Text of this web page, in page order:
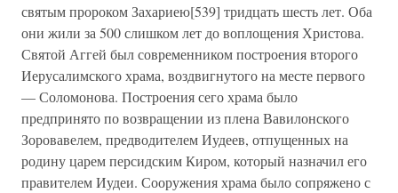
святым пророком Захариею[539] тридцать шесть лет. Оба
они жили за 500 слишком лет до воплощения Христова.
Святой Аггей был современником построения второго
Иерусалимского храма, воздвигнутого на месте первого
— Соломонова. Построения сего храма было
предпринято по возвращении из плена Вавилонского
Зоровавелем, предводителем Иудеев, отпущенных на
родину царем персидским Киром, который назначил его
правителем Иудеи. Сооружения храма было сопряжено с